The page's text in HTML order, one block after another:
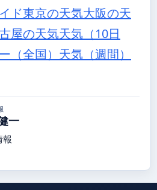
ド東京の天気大阪の天
屋の天気天気（10日
（全国） 天気（週間）
一
報